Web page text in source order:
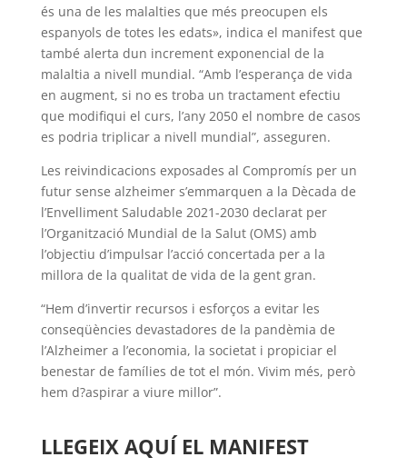
és una de les malalties que més preocupen els
espanyols de totes les edats», indica el manifest que
també alerta dun increment exponencial de la
malaltia a nivell mundial. “Amb l’esperança de vida
en augment, si no es troba un tractament efectiu
que modifiqui el curs, l’any 2050 el nombre de casos
es podria triplicar a nivell mundial”, asseguren.
Les reivindicacions exposades al Compromís per un
futur sense alzheimer s’emmarquen a la Dècada de
l’Envelliment Saludable 2021-2030 declarat per
l’Organització Mundial de la Salut (OMS) amb
l’objectiu d’impulsar l’acció concertada per a la
millora de la qualitat de vida de la gent gran.
“Hem d’invertir recursos i esforços a evitar les
conseqüències devastadores de la pandèmia de
l’Alzheimer a l’economia, la societat i propiciar el
benestar de famílies de tot el món. Vivim més, però
hem d?aspirar a viure millor”.
LLEGEIX AQUÍ EL MANIFEST